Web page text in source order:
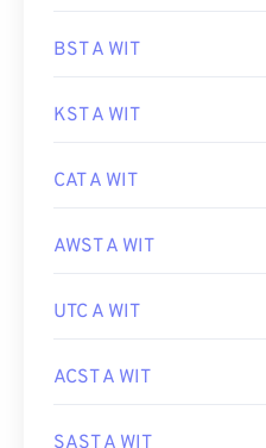
BST A WIT
KST A WIT
CAT A WIT
AWST A WIT
UTC A WIT
ACST A WIT
SAST A WIT